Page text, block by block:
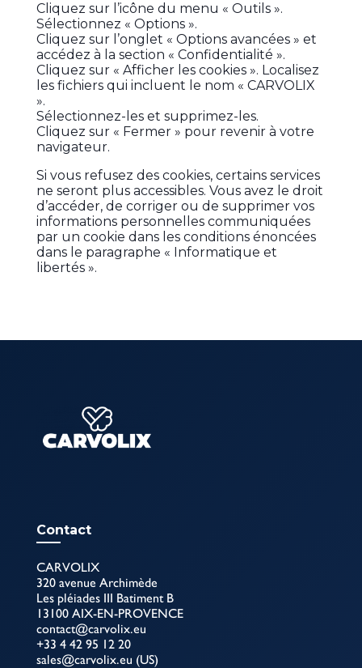
Cliquez sur l’icône du menu « Outils ».
Sélectionnez « Options ».
Cliquez sur l’onglet « Options avancées » et
accédez à la section « Confidentialité ».
Cliquez sur « Afficher les cookies ». Localisez
les fichiers qui incluent le nom « CARVOLIX
».
Sélectionnez-les et supprimez-les.
Cliquez sur « Fermer » pour revenir à votre
navigateur.
Si vous refusez des cookies, certains services
ne seront plus accessibles. Vous avez le droit
d’accéder, de corriger ou de supprimer vos
informations personnelles communiquées
par un cookie dans les conditions énoncées
dans le paragraphe « Informatique et
libertés ».
Contact
CARVOLIX
320 avenue Archimède
Les pléiades III Batiment B
13100 AIX-EN-PROVENCE
contact@carvolix.eu
+33 4 42 95 12 20
sales@carvolix.eu (US)